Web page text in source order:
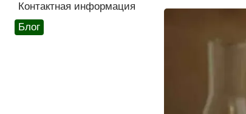
Контактная информация
Блог